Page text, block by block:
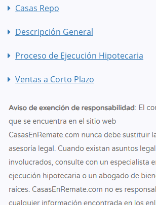
Casas Repo
Descripción General
Proceso de Ejecución Hipotecaria
Ventas a Corto Plazo